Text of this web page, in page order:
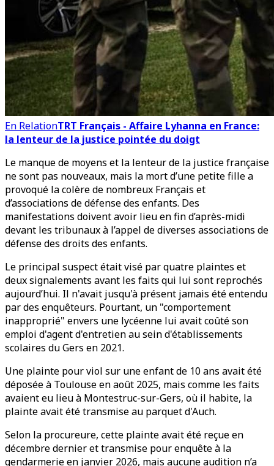
En RelationTRT Français - Affaire Lyhanna en France:
la lenteur de la justice pointée du doigt
Le manque de moyens et la lenteur de la justice française
ne sont pas nouveaux, mais la mort d’une petite fille a
provoqué la colère de nombreux Français et
d’associations de défense des enfants. Des
manifestations doivent avoir lieu en fin d’après-midi
devant les tribunaux à l’appel de diverses associations de
défense des droits des enfants.
Le principal suspect était visé par quatre plaintes et
deux signalements avant les faits qui lui sont reprochés
aujourd’hui. Il n'avait jusqu'à présent jamais été entendu
par des enquêteurs. Pourtant, un "comportement
inapproprié" envers une lycéenne lui avait coûté son
emploi d'agent d'entretien au sein d'établissements
scolaires du Gers en 2021.
Une plainte pour viol sur une enfant de 10 ans avait été
déposée à Toulouse en août 2025, mais comme les faits
avaient eu lieu à Montestruc-sur-Gers, où il habite, la
plainte avait été transmise au parquet d'Auch.
Selon la procureure, cette plainte avait été reçue en
décembre dernier et transmise pour enquête à la
gendarmerie en janvier 2026, mais aucune audition n’a